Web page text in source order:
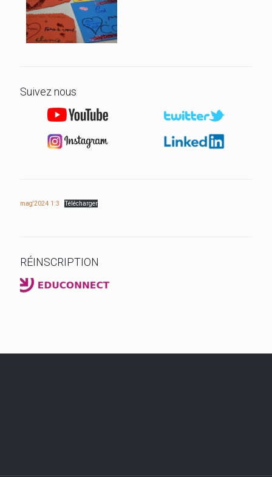
Suivez nous
mag'2024 1:3 Télécharger
RÉINSCRIPTION